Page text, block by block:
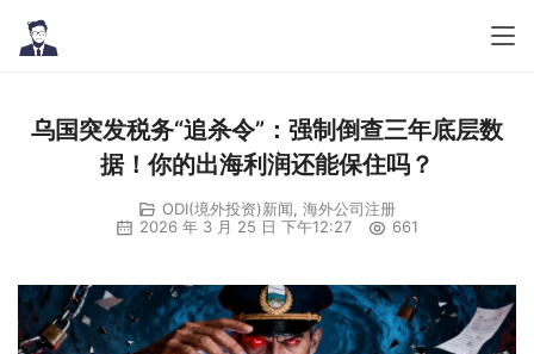
乌国突发税务“追杀令”：强制倒查三年底层数
据！你的出海利润还能保住吗？
ODI(境外投资)新闻 海外公司注册
2026 年 3 月 25 日 下午12:27
661